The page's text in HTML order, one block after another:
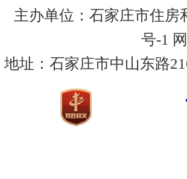
主办单位：石家庄市住房
号-1
地址：石家庄市中山东路